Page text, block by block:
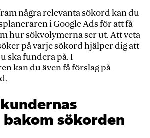
några relevanta sökord kan du
i Google Ads för att få
hur sökvolymerna ser ut. Att veta
på varje sökord hjälper dig att
ska fundera på. I
kan du även få förslag på
sökorden